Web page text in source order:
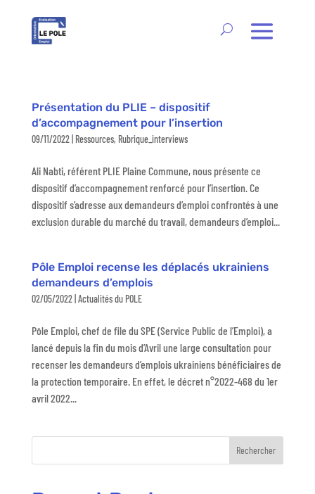
Présentation du PLIE – dispositif
d’accompagnement pour l’insertion
09/11/2022| Ressources, Rubrique_interviews
Ali Nabti, référent PLIE Plaine Commune, nous présente ce
dispositif d’accompagnement renforcé pour l’insertion. Ce
dispositif s’adresse aux demandeurs d’emploi confrontés à une
exclusion durable du marché du travail, demandeurs d’emploi...
Pôle Emploi recense les déplacés ukrainiens
demandeurs d’emplois
02/05/2022| Actualités du POLE
Pôle Emploi, chef de file du SPE (Service Public de l’Emploi), a
lancé depuis la fin du mois d’Avril une large consultation pour
recenser les demandeurs d’emplois ukrainiens bénéficiaires de
la protection temporaire. En effet, le décret n°2022-468 du 1er
avril 2022...
Rechercher